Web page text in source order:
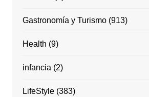
Gastronomía y Turismo(913)
Health (9)
infancia (2)
LifeStyle(383)